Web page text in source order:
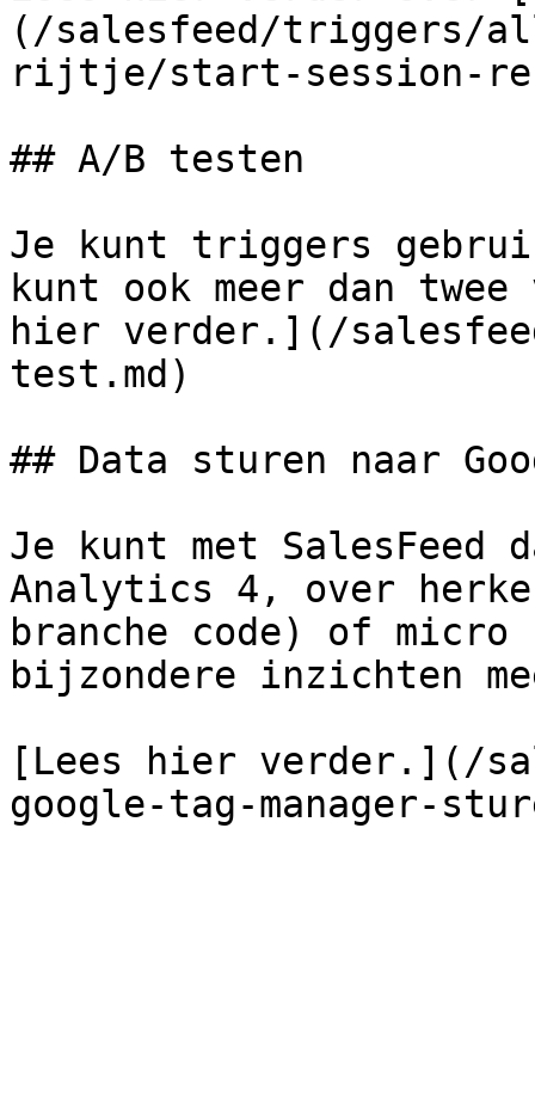
(/salesfeed/triggers/
rijtje/start-session-
## A/B testen
Je kunt triggers
kunt ook meer dan
hier verder.](/
test.md)
## Data sturen naar
Je kunt met SalesFeed
Analytics 4, over
branche code) of
bijzondere inzichten
[Lees hier verder.](/